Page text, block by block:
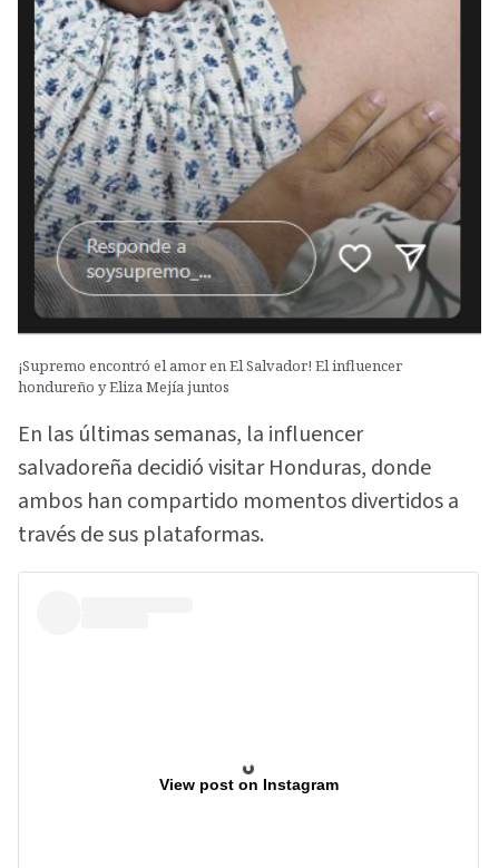
¡Supremo encontró el amor en El Salvador! El influencer
hondureño y Eliza Mejía juntos
En las últimas semanas, la influencer
salvadoreña decidió visitar Honduras, donde
ambos han compartido momentos divertidos a
través de sus plataformas.
View post on Instagram